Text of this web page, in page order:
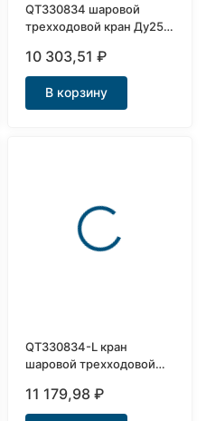
QT330834 шаровой
трехходовой кран Ду25 с
10 303,51₽
В корзину
QT330834-L кран
шаровой трехходовой
электроприводом
11 179,98₽